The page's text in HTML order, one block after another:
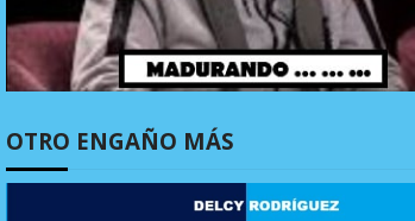
OTRO ENGAÑO MÁS